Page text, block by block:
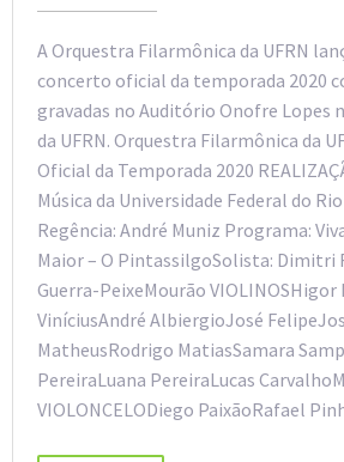
A Orquestra Filarmônica da UFRN
concerto oficial da temporada 2020
gravadas no Auditório Onofre Lopes
da UFRN. Orquestra Filarmônica da
Oficial da Temporada 2020
Música da Universidade Federal do
Regência: André Muniz Programa:
Maior – O PintassilgoSolista: Dimitri
Guerra-PeixeMourão
ViníciusAndré AlbiergioJosé
MatheusRodrigo MatiasSamara
PereiraLuana PereiraLucas
VIOLONCELODiego PaixãoRafael